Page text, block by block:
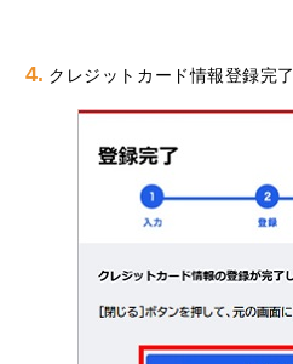
4. クレジットカード情報登録完了